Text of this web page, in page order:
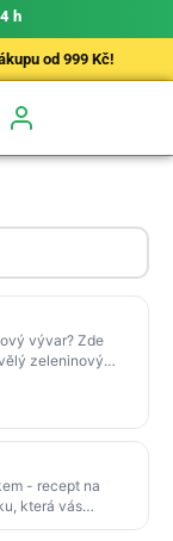
h
od 999 Kč!
vývar? Zde
zeleninový
- recept na
která vás